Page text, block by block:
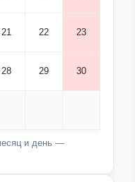
21 22 23
28 29 30
и день —